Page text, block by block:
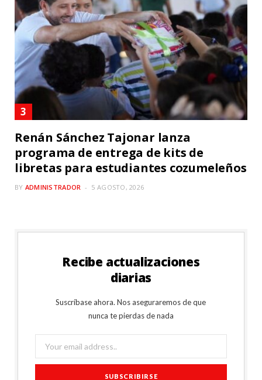
Renán Sánchez Tajonar lanza
programa de entrega de kits de
libretas para estudiantes cozumeleños
BY ADMINISTRADOR 5 AGOSTO, 2026
Recibe actualizaciones
diarias
Suscríbase ahora. Nos aseguraremos de que
nunca te pierdas de nada